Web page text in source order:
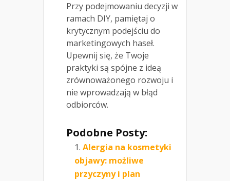
Przy podejmowaniu decyzji w
ramach DIY, pamiętaj o
krytycznym podejściu do
marketingowych haseł.
Upewnij się, że Twoje
praktyki są spójne z ideą
zrównoważonego rozwoju i
nie wprowadzają w błąd
odbiorców.
Podobne Posty:
Alergia na kosmetyki
objawy: możliwe
przyczyny i plan